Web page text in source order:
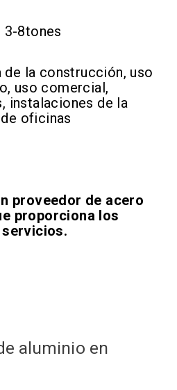
3-8tones
de la construcción, uso
uso comercial,
instalaciones de la
oficinas
proveedor de acero
proporciona los
aluminio en